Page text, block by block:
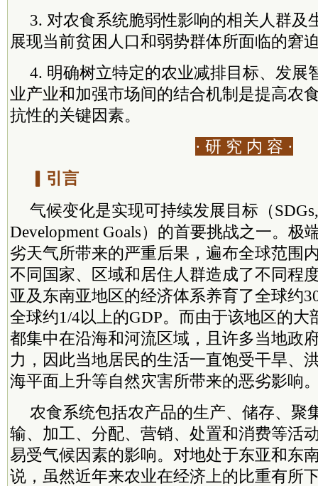
3. 对农食系统脆弱性影响的相关人群及
展现当前贫困人口和弱势群体所面临的窘
4. 明确树立特定的农业减排目标、发展
业产业和加强市场间的结合机制是提高农
抗性的关键因素。
· 研 究 内 容 ·
▎引言
气候变化是实现可持续发展目标（SDGs,
Development Goals）的首要挑战之一。 极
劣天气所带来的严重后果，遍布全球范围
不同国家、区域和居住人群造成了不同程
亚及东南亚地区的经济体系养育了全球约
全球约1/4以上的GDP。而由于该地区的大
都集中在沿海和河流区域，且许多当地政
力，因此当地居民的生活一直饱受干旱、
海平面上升等自然灾害所带来的恶劣影响
农食系统包括农产品的生产、储存、聚
输、加工、分配、营销、处置和消费等活
易受气候因素的影响。对地处于东亚和东
说，虽然近年来农业在经济上的比重有所